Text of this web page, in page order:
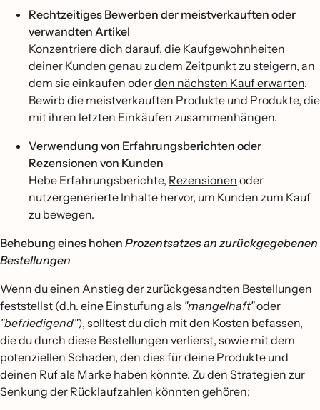
Rechtzeitiges Bewerben der meistverkauften oder
verwandten Artikel
Konzentriere dich darauf, die Kaufgewohnheiten
deiner Kunden genau zu dem Zeitpunkt zu steigern, an
dem sie einkaufen oderden nächsten Kauf erwarten.
Bewirb die meistverkauften Produkte und Produkte, die
mit ihren letzten Einkäufen zusammenhängen.
Verwendung von Erfahrungsberichten oder
Rezensionen von Kunden
Hebe Erfahrungsberichte, Rezensionen oder
nutzergenerierte Inhalte hervor, um Kunden zum Kauf
zu bewegen.
Behebung eines hohen Prozentsatzes an zurückgegebenen
Bestellungen
Wenn du einen Anstieg der zurückgesandten Bestellungen
feststellst (d.h. eine Einstufung als "mangelhaft"oder
"befriedigend"), solltest du dich mit den Kosten befassen,
die du durch diese Bestellungen verlierst, sowie mit dem
potenziellen Schaden, den dies für deine Produkte und
deinen Ruf als Marke haben könnte. Zu den Strategien zur
Senkung der Rücklaufzahlen könnten gehören: